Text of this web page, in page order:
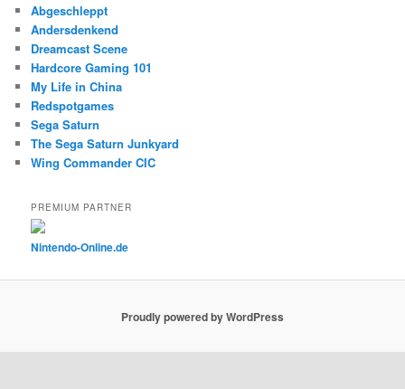
Abgeschleppt
Andersdenkend
Dreamcast Scene
Hardcore Gaming 101
My Life in China
Redspotgames
Sega Saturn
The Sega Saturn Junkyard
Wing Commander CIC
PREMIUM PARTNER
Nintendo-Online.de
Proudly powered by WordPress